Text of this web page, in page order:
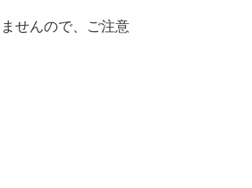
せんので、ご注意